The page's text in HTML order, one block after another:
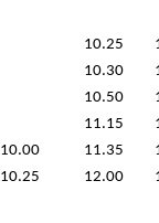
10.25
10.30
10.50
11.15
10.00 11.35
10.25 12.00